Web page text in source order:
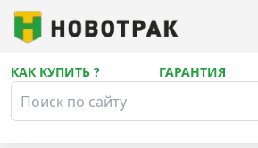
КАК КУПИТЬ ? ГАРАНТИЯ